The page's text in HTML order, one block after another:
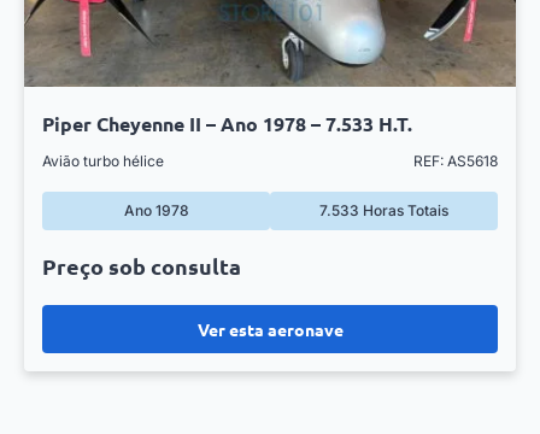
Piper Cheyenne II – Ano 1978 – 7.533 H.T.
Avião turbo hélice REF: AS5618
Ano 1978 7.533 Horas Totais
Ver esta aeronave
Preço sob consulta